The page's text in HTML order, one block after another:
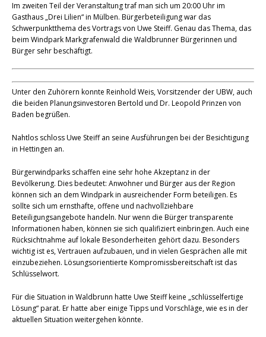
Im zweiten Teil der Veranstaltung traf man sich um 20:00 Uhr im
Gasthaus „Drei Lilien“ in Mülben. Bürgerbeteiligung war das
Schwerpunktthema des Vortrags von Uwe Steiff. Genau das Thema, das
beim Windpark Markgrafenwald die Waldbrunner Bürgerinnen und
Bürger sehr beschäftigt.
Unter den Zuhörern konnte Reinhold Weis, Vorsitzender der UBW, auch
die beiden Planungsinvestoren Bertold und Dr. Leopold Prinzen von
Baden begrüßen.
Nahtlos schloss Uwe Steiff an seine Ausführungen bei der Besichtigung
in Hettingen an.
Bürgerwindparks schaffen eine sehr hohe Akzeptanz in der
Bevölkerung. Dies bedeutet: Anwohner und Bürger aus der Region
können sich an dem Windpark in ausreichender Form beteiligen. Es
sollte sich um ernsthafte, offene und nachvollziehbare
Beteiligungsangebote handeln. Nur wenn die Bürger transparente
Informationen haben, können sie sich qualifiziert einbringen. Auch eine
Rücksichtnahme auf lokale Besonderheiten gehört dazu. Besonders
wichtig ist es, Vertrauen aufzubauen, und in vielen Gesprächen alle mit
einzubeziehen. Lösungsorientierte Kompromissbereitschaft ist das
Schlüsselwort.
Für die Situation in Waldbrunn hatte Uwe Steiff keine „schlüsselfertige
Lösung“ parat. Er hatte aber einige Tipps und Vorschläge, wie es in der
aktuellen Situation weitergehen könnte.